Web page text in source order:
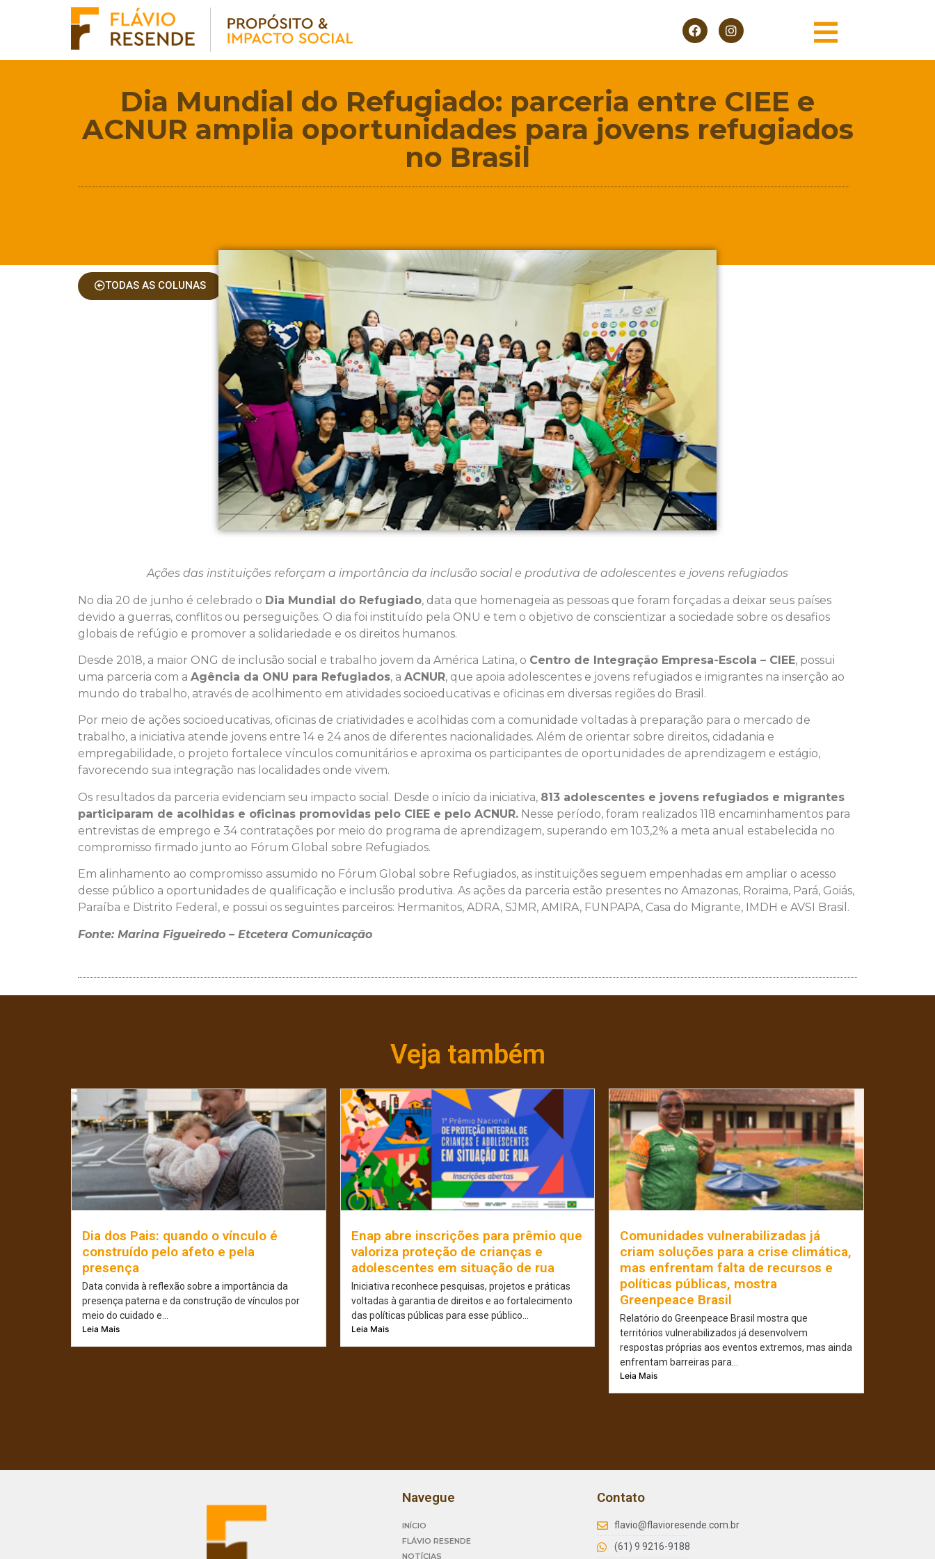
Dia Mundial do Refugiado: parceria entre CIEE e
ACNUR amplia oportunidades para jovens refugiados
no Brasil
TODAS AS COLUNAS
Ações das instituições reforçam a importância da inclusão social e produtiva de adolescentes e jovens refugiados
No dia 20 de junho é celebrado o Dia Mundial do Refugiado, data que homenageia as pessoas que foram forçadas a deixar seus países
devido a guerras, conflitos ou perseguições. O dia foi instituído pela ONU e tem o objetivo de conscientizar a sociedade sobre os desafios
globais de refúgio e promover a solidariedade e os direitos humanos.
Desde 2018, a maior ONG de inclusão social e trabalho jovem da América Latina, o Centro de Integração Empresa-Escola – CIEE, possui
uma parceria com a Agência da ONU para Refugiados, a ACNUR, que apoia adolescentes e jovens refugiados e imigrantes na inserção ao
mundo do trabalho, através de acolhimento em atividades socioeducativas e oficinas em diversas regiões do Brasil.
Por meio de ações socioeducativas, oficinas de criatividades e acolhidas com a comunidade voltadas à preparação para o mercado de
trabalho, a iniciativa atende jovens entre 14 e 24 anos de diferentes nacionalidades. Além de orientar sobre direitos, cidadania e
empregabilidade, o projeto fortalece vínculos comunitários e aproxima os participantes de oportunidades de aprendizagem e estágio,
favorecendo sua integração nas localidades onde vivem.
Os resultados da parceria evidenciam seu impacto social. Desde o início da iniciativa, 813 adolescentes e jovens refugiados e migrantes
participaram de acolhidas e oficinas promovidas pelo CIEE e pelo ACNUR. Nesse período, foram realizados 118 encaminhamentos para
entrevistas de emprego e 34 contratações por meio do programa de aprendizagem, superando em 103,2% a meta anual estabelecida no
compromisso firmado junto ao Fórum Global sobre Refugiados.
Em alinhamento ao compromisso assumido no Fórum Global sobre Refugiados, as instituições seguem empenhadas em ampliar o acesso
desse público a oportunidades de qualificação e inclusão produtiva. As ações da parceria estão presentes no Amazonas, Roraima, Pará, Goiás,
Paraíba e Distrito Federal, e possui os seguintes parceiros: Hermanitos, ADRA, SJMR, AMIRA, FUNPAPA, Casa do Migrante, IMDH e AVSI Brasil.
Fonte: Marina Figueiredo – Etcetera Comunicação
Veja também
Dia dos Pais: quando o vínculo é
construído pelo afeto e pela
presença
Data convida à reflexão sobre a importância da
presença paterna e da construção de vínculos por
meio do cuidado e...
Leia Mais
Enap abre inscrições para prêmio que
valoriza proteção de crianças e
adolescentes em situação de rua
Iniciativa reconhece pesquisas, projetos e práticas
voltadas à garantia de direitos e ao fortalecimento
das políticas públicas para esse público...
Leia Mais
Comunidades vulnerabilizadas já
criam soluções para a crise climática,
mas enfrentam falta de recursos e
políticas públicas, mostra
Greenpeace Brasil
Relatório do Greenpeace Brasil mostra que
territórios vulnerabilizados já desenvolvem
respostas próprias aos eventos extremos, mas ainda
enfrentam barreiras para...
Leia Mais
Navegue
INÍCIO
FLÁVIO RESENDE
NOTÍCIAS
Contato
flavio@flavioresende.com.br
(61) 9 9216-9188